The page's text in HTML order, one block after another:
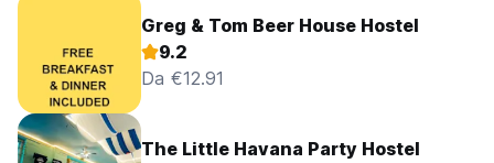
Greg & Tom Beer House Hostel
9.2
Da €12.91
The Little Havana Party Hostel